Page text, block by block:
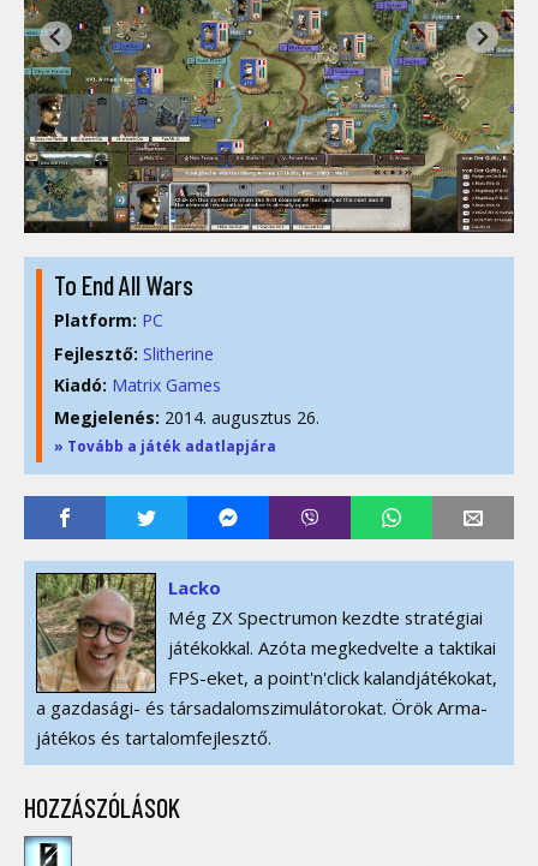
To End All Wars
Platform: PC
Fejlesztő: Slitherine
Kiadó: Matrix Games
Megjelenés: 2014. augusztus 26.
» Tovább a játék adatlapjára
Lacko
Még ZX Spectrumon kezdte stratégiai
játékokkal. Azóta megkedvelte a taktikai
FPS-eket, a point'n'click kalandjátékokat,
a gazdasági- és társadalomszimulátorokat. Örök Arma-
játékos és tartalomfejlesztő.
HOZZÁSZÓLÁSOK